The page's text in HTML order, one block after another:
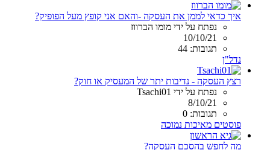
איך כדאי לממן את העסקה -והאם אני קופץ מעל הפופיק?
נפתח על ידי מומו הברווז
10/10/21
תגובות: 44
נדל"ן
רצץ העסקה - נדיבות יתר של המעסיק או חוק?
נפתח על ידי Tsachi01
8/10/21
תגובות: 0
פוסטים מאיכות נמוכה
מה לחפש בהסכם העסקה?